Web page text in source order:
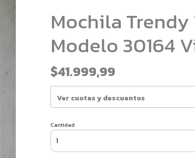
Mochila Trendy
Modelo 30164
$41.999,99
Ver cuotas y descuentos
Cantidad